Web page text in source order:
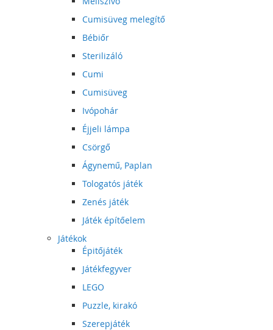
Cumisüveg melegítő
Bébiőr
Sterilizáló
Cumi
Cumisüveg
Ivópohár
Éjjeli lámpa
Csörgő
Ágynemű, Paplan
Tologatós játék
Zenés játék
Játék építőelem
Játékok
Épitőjáték
Játékfegyver
LEGO
Puzzle, kirakó
Szerepjáték